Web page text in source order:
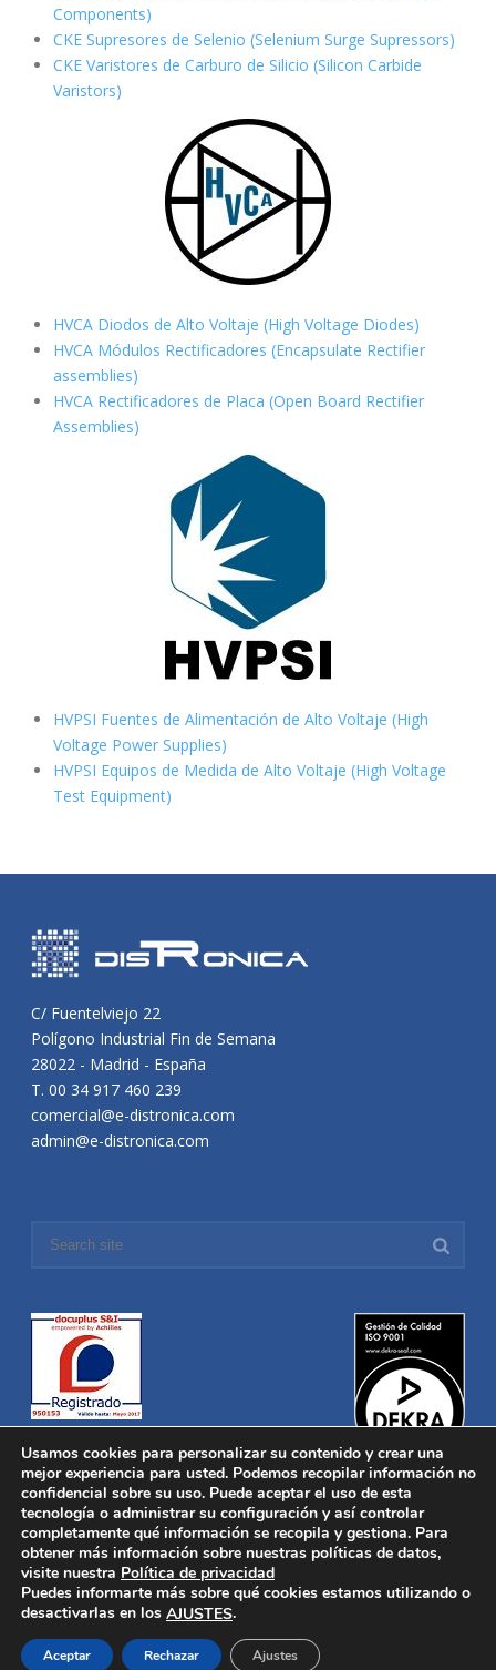
Components)
CKE Supresores de Selenio (Selenium Surge Supressors)
CKE Varistores de Carburo de Silicio (Silicon Carbide
Varistors)
HVCA Diodos de Alto Voltaje (High Voltage Diodes)
HVCA Módulos Rectificadores (Encapsulate Rectifier
assemblies)
HVCA Rectificadores de Placa (Open Board Rectifier
Assemblies)
HVPSI Fuentes de Alimentación de Alto Voltaje (High
Voltage Power Supplies)
HVPSI Equipos de Medida de Alto Voltaje (High Voltage
Test Equipment)
C/ Fuentelviejo 22
Polígono Industrial Fin de Semana
28022 - Madrid - España
T. 00 34 917 460 239
comercial@e-distronica.com
admin@e-distronica.com
Distronica © 2016 Todos los derechos reservados.Aviso legal
Política de privacidad|Política de Cookies
Desarrollado porNucleosoft
Inicio
Quiénes Somos
Distribución
Usamos cookies para personalizar su contenido y crear una
mejor experiencia para usted. Podemos recopilar información no
confidencial sobre su uso. Puede aceptar el uso de esta
tecnología o administrar su configuración y así controlar
completamente qué información se recopila y gestiona. Para
obtener más información sobre nuestras políticas de datos,
visite nuestra Política de privacidad
Puedes informarte más sobre qué cookies estamos utilizando o
desactivarlas en los AJUSTES.
Aceptar Rechazar Ajustes